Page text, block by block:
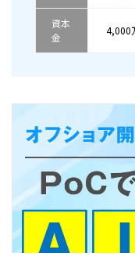
資本
金
4,000